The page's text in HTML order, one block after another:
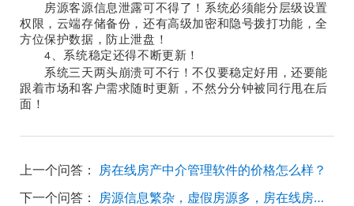
房源客源信息泄露可不得了！系统必须能分层级设置
权限，云端存储备份，还有高级加密和隐号拨打功能，全
方位保护数据，防止泄盘！
4
系统稳定还得不断更新！
系统三天两头崩溃可不行！不仅要稳定好用，还要能
跟着市场和客户需求随时更新，不然分分钟被同行甩在后
面！
上一个问答： 房在线房产中介管理软件的价格怎么样？
下一个问答：
房源信息繁杂，虚假房源多，房在线房产系统在房源管理上有什么优势？